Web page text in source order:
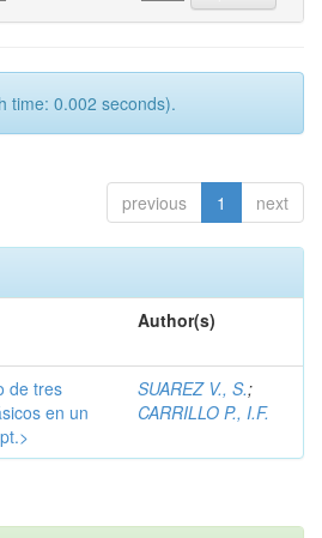
time: 0.002 seconds).
previous 1 next
Author(s)
de tres
en un
SUAREZ V., S.;
CARRILLO P., I.F.